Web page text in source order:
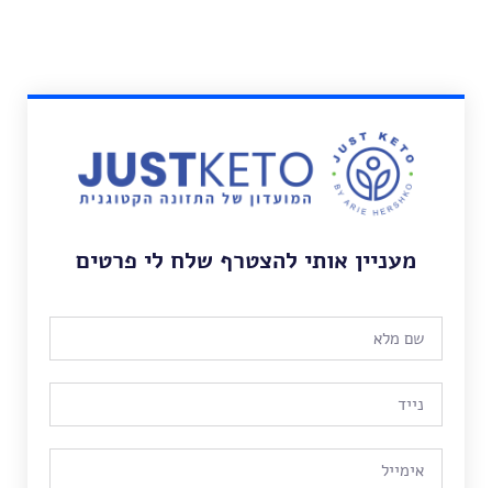
מעניין אותי להצטרף שלח לי פרטים